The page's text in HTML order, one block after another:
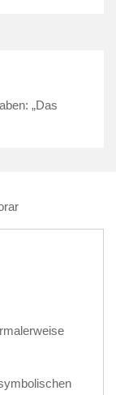
„Das